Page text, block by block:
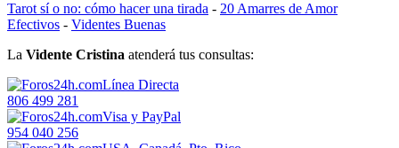
Tarot sí o no: cómo hacer una tirada - 20 Amarres de Amor
Efectivos - Videntes Buenas
La Vidente Cristina atenderá tus consultas:
Línea Directa
806 499 281
Visa y PayPal
954 040 256